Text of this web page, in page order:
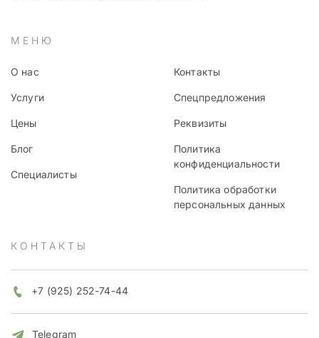
МЕНЮ
О нас
Услуги
Цены
Блог
Специалисты
Контакты
Спецпредложения
Реквизиты
Политика
конфиденциальности
Политика обработки
персональных данных
КОНТАКТЫ
+7 (925) 252-74-44
Telegram